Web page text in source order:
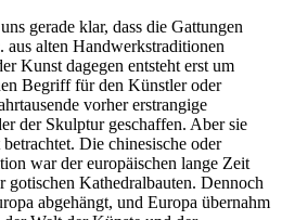
gerade klar, dass die Gattungen
alten Handwerkstraditionen
Kunst dagegen entsteht erst um
Begriff für den Künstler oder
vorher erstrangige
der Skulptur geschaffen. Aber sie
Die chinesische oder
war der europäischen lange Zeit
gotischen Kathedralbauten. Dennoch
abgehängt, und Europa übernahm